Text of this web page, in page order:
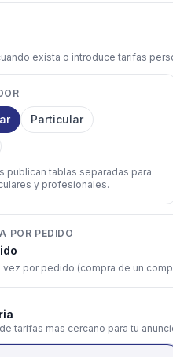
exista o introduce tarifas
Particular
publican tablas separadas para
y profesionales.
POR PEDIDO
vez por pedido (compra de un
tarifas mas cercano para tu